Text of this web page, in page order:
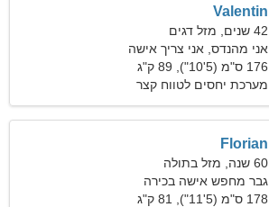
Valentin
42 שנים, מזל דגים
אני מהנדס, אני צריך אישה
אנרגטית
176 ס"מ (5'10"), 89 ק"ג
(196 פאונד)
מערכת יחסים לטווח קצר
Florian
60 שנה, מזל בתולה
גבר מחפש אישה בכירה
178 ס"מ (5'11"), 81 ק"ג